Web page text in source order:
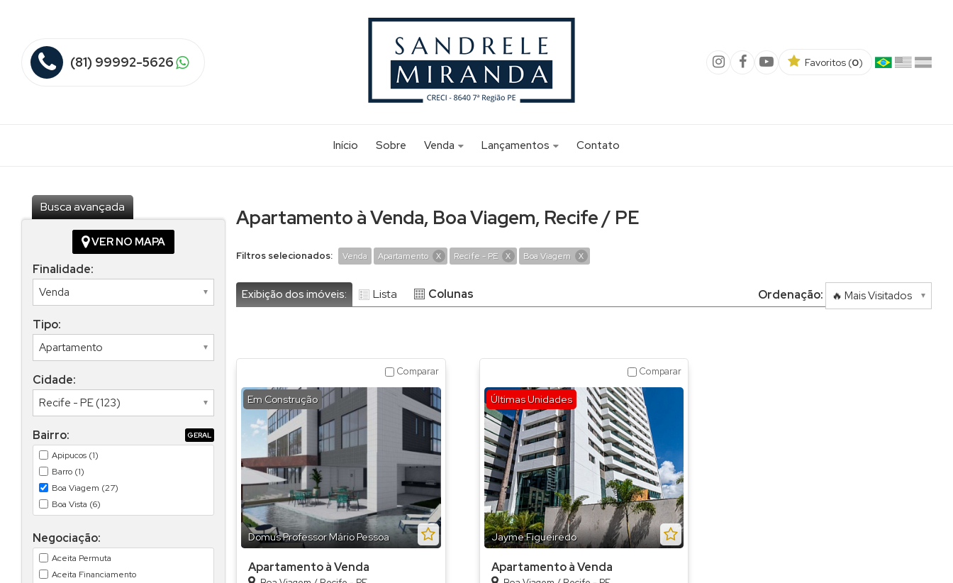
(81) 99992-5626 Favoritos (0)
Início Sobre
Venda
Edifício Comercial (1)
Sala Comercial (1)
Studio (6)
Lançamentos
Contato
Apartamento à Venda, Boa Viagem, Recife / PE
Filtros selecionados: Venda Apartamento X Recife - PE X Boa Viagem X
Exibição dos imóveis: Lista Colunas Ordenação:
Comparar
Em Construção
Domus Professor Mário Pessoa
Apartamento à Venda
Comparar
Últimas Unidades
Jayme Figueiredo
Apartamento à Venda
Busca avançada
VER NO MAPA
Finalidade:
Tipo:
Cidade:
Bairro: GERAL
Apipucos (1)
Barro (1)
Boa Viagem (27)
Boa Vista (6)
Casa Amarela (11)
Casa Forte (3)
Caxangá (1)
Negociação:
Aceita Permuta
Aceita Financiamento